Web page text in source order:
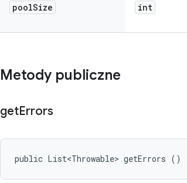
poolSize int
Metody publiczne
getErrors
public List<Throwable> getErrors ()